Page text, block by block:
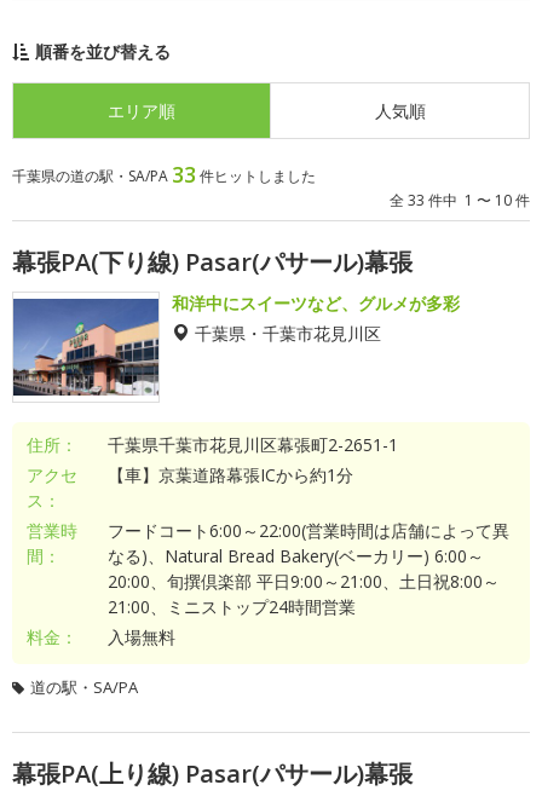
順番を並び替える
エリア順 人気順
千葉県の道の駅・SA/PA 33 件ヒットしました
全 33 件中 1 〜 10 件
幕張PA(下り線) Pasar(パサール)幕張
和洋中にスイーツなど、グルメが多彩
千葉県・千葉市花見川区
住所：
千葉県千葉市花見川区幕張町2-2651-1
アクセ
ス：
【車】京葉道路幕張ICから約1分
営業時
間：
フードコート6:00～22:00(営業時間は店舗によって異
なる)、Natural Bread Bakery(ベーカリー) 6:00～
20:00、旬撰倶楽部 平日9:00～21:00、土日祝8:00～
21:00、ミニストップ24時間営業
料金：
入場無料
道の駅・SA/PA
幕張PA(上り線) Pasar(パサール)幕張